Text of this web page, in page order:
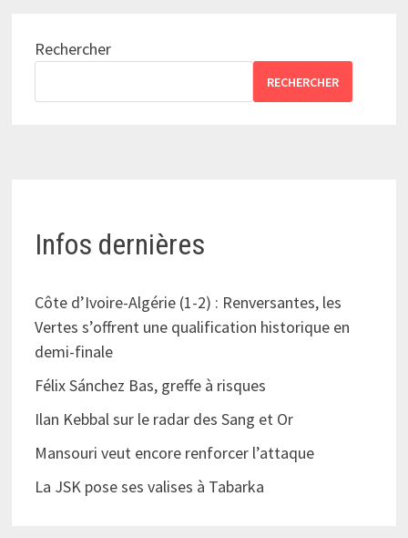
Rechercher
RECHERCHER
Infos dernières
Côte d’Ivoire-Algérie (1-2) : Renversantes, les
Vertes s’offrent une qualification historique en
demi-finale
Félix Sánchez Bas, greffe à risques
Ilan Kebbal sur le radar des Sang et Or
Mansouri veut encore renforcer l’attaque
La JSK pose ses valises à Tabarka